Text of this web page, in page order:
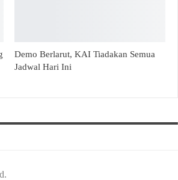
Demo Berlarut, KAI Tiadakan Semua
Jadwal Hari Ini